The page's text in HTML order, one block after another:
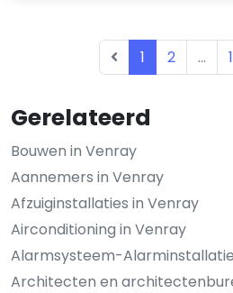
Gerelateerd
Bouwen in Venray
Aannemers in Venray
Afzuiginstallaties in Venray
Airconditioning in Venray
Alarmsysteem-
Architecten en
1 2 ... 1